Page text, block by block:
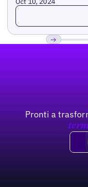
Read more
Pronti a